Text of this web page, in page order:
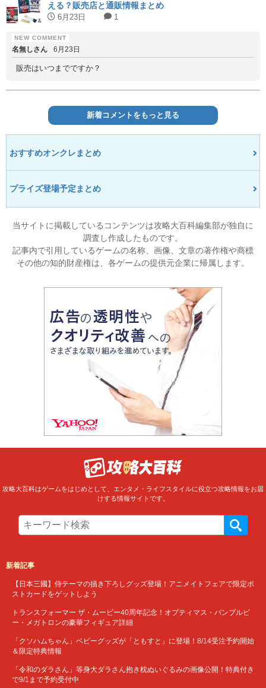
える？販売店と通販情報まとめ
6月23日 1
名無しさん 6月23日
販売はいつまでですか？
新着コメントをもっと見る
おすすめオンクレまとめ
プライズ登場予定まとめ
当サイトに掲載しているコンテンツは攻略大百科編集部が独自に
調査し作成したものです。
記事内で引用しているゲームの名称、画像、文章の著作権や商標
その他の知的財産権は、各ゲームの提供元企業に帰属します。
攻略大百科はゲームをはじめとして、エンタメ・ライフスタイルに役立つ攻略情報をお届
けする情報サイトです。
新着記事
【日本三國】侍テーマの描き下ろしグッズ登場！アニメイトフェアで限定ポ
ストカードをゲットしよう
トランスフォーマー ザ・ムービー40周年記念！オプティマス・バンブルビ
ー・メガトロンの豪華フィギュア詳細
「クソハムちゃん」ベビーグッズが「ともすと」に登場！8/14受注予約開始
＆限定特典情報
「令和のダラさん」等身大ダラさん抱き枕ぬいぐるみの画像公開！特典付き
で9/1まで予約受付中